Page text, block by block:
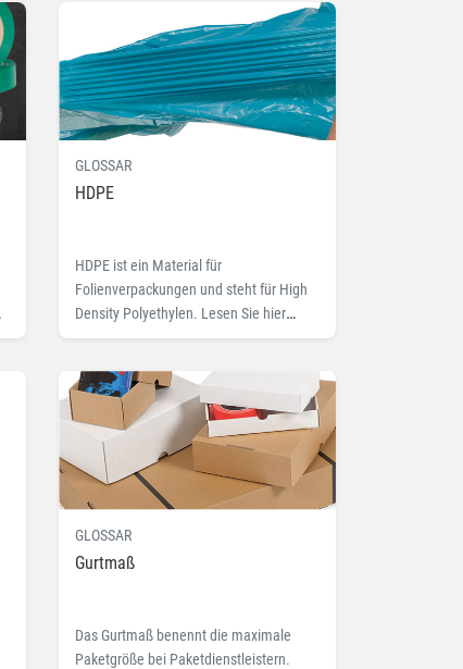
GLOSSAR
HDPE
HDPE ist ein Material für
Folienverpackungen und steht für High
Density Polyethylen. Lesen Sie hier
mehr zu dem Fachbegriff HDPE.
GLOSSAR
Gurtmaß
Das Gurtmaß benennt die maximale
Paketgröße bei Paketdienstleistern.